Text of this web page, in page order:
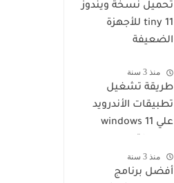
تحميل نسخة ويندوز
tiny 11 للأجهزة
الضعيفة
منذ 3 سنة
طريقة تشغيل
تطبيقات الأندرويد
علي windows 11
منذ 3 سنة
أفضل برنامج